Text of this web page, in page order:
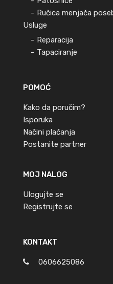
Ručica menjača
Usluge
Reparacija
Tapaciranje
POMOĆ
Kako da poručim?
Isporuka
Načini plaćanja
Postanite partner
MOJ NALOG
Ulogujte se
Registrujte se
KONTAKT
0606625086